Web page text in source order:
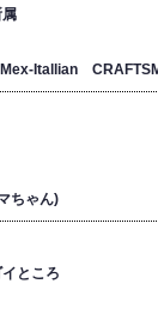
Itallian
ちゃん)
ところ